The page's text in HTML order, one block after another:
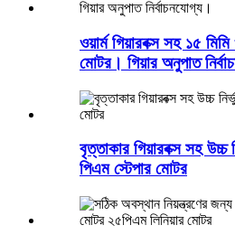
ওয়ার্ম গিয়ারবক্স সহ ১৫ মিমি
মোটর। গিয়ার অনুপাত
বৃত্তাকার গিয়ারবক্স সহ উচ্চ
পিএম স্টেপার মোটর